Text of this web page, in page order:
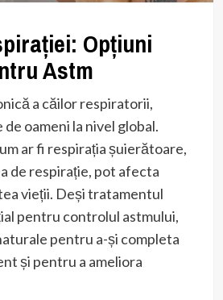
Opțiuni
Astm
a căilor respiratorii,
oameni la nivel global.
ar fi respirația șuierătoare,
de respirație, pot afecta
vieții. Deși tratamentul
pentru controlul astmului,
pentru a-și completa
și pentru a ameliora